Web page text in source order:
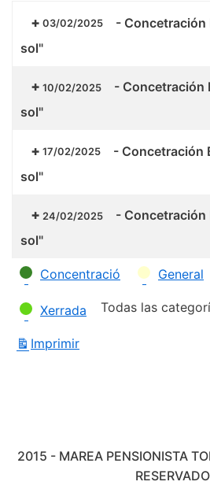
03/02/2025 - Concetración
sol"
10/02/2025 - Concetración
sol"
17/02/2025 - Concetración
sol"
24/02/2025 - Concetración
sol"
Categorías
Concentració General
Xerrada Todas las
Imprimir
2015 - MAREA PENSIONISTA